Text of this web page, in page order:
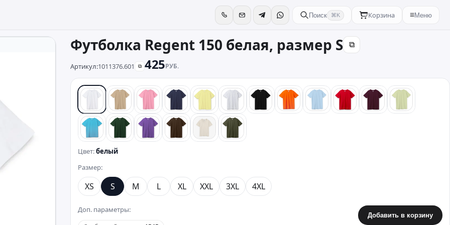
Поиск ⌘K Корзина ≡Меню
Футболка Regent 150 белая, размер S ⧉
Артикул:1011376.601 ⧉ 425РУБ.
белый песочныйрозовый синий желтый серый черныйоранжевыйголубойкрасный бордовыйзеленый
бирюзовыйтемно-зеленый
фиолетовыйкоричневый
бежевый хаки
Цвет:белый
Размер:
XS S M L XL XXL 3XL 4XL
Доп. параметры:
Добавить в корзину